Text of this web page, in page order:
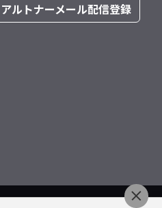
アルトナーメール配信登録